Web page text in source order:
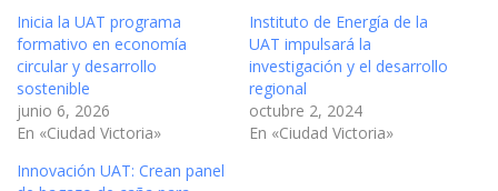
Inicia la UAT programa
formativo en economía
circular y desarrollo
sostenible
junio 6, 2026
En «Ciudad Victoria»
Instituto de Energía de la
UAT impulsará la
investigación y el desarrollo
regional
octubre 2, 2024
En «Ciudad Victoria»
Innovación UAT: Crean panel